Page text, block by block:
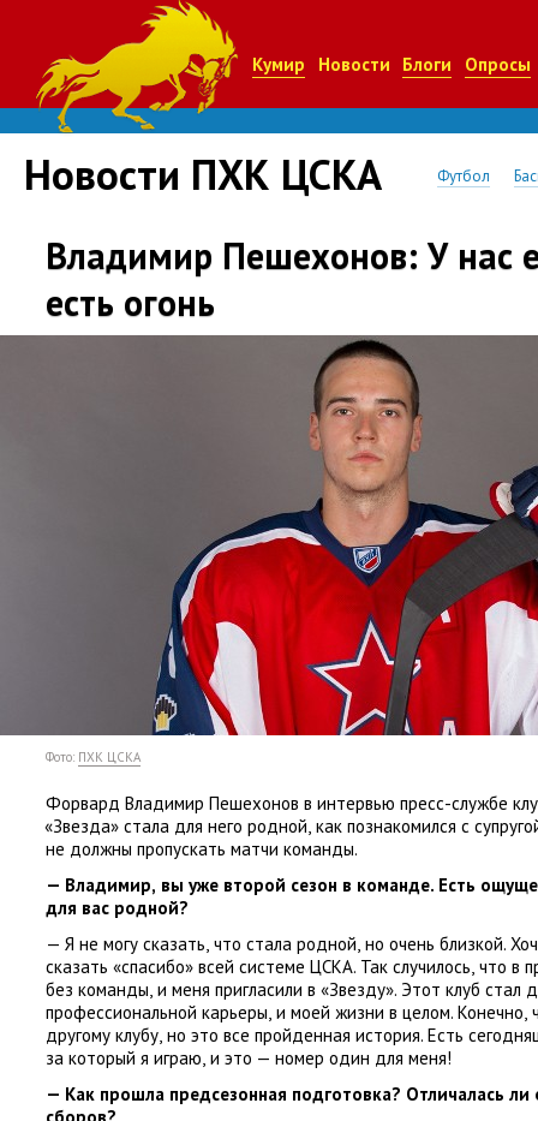
Кумир Новости Блоги Опросы
Новости ПХК ЦСКА Футбол
Владимир Пешехонов: У нас
есть огонь
Фото: ПХК ЦСКА
Форвард Владимир Пешехонов в интервью пресс-службе
«Звезда» стала для него родной, как познакомился с
не должны пропускать матчи команды.
— Владимир, вы уже второй сезон в команде. Есть
для вас родной?
— Я не могу сказать, что стала родной, но очень близкой.
сказать «спасибо» всей системе ЦСКА. Так случилось, что в
без команды, и меня пригласили в «Звезду». Этот клуб стал
профессиональной карьеры, и моей жизни в целом. Конечно,
другому клубу, но это все пройденная история. Есть
за который я играю, и это — номер один для меня!
— Как прошла предсезонная подготовка? Отличалась